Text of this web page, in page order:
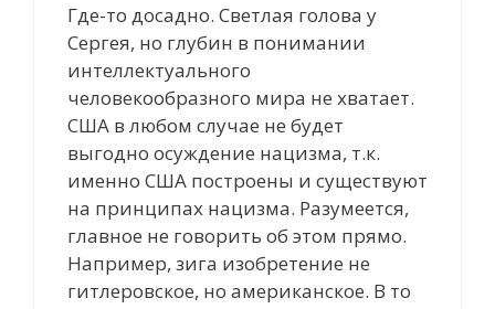
Где-то досадно. Светлая голова у
Сергея, но глубин в понимании
интеллектуального
человекообразного мира не хватает.
США в любом случае не будет
выгодно осуждение нацизма, т.к.
именно США построены и существуют
на принципах нацизма. Разумеется,
главное не говорить об этом прямо.
Например, зига изобретение не
гитлеровское, но американское. В то